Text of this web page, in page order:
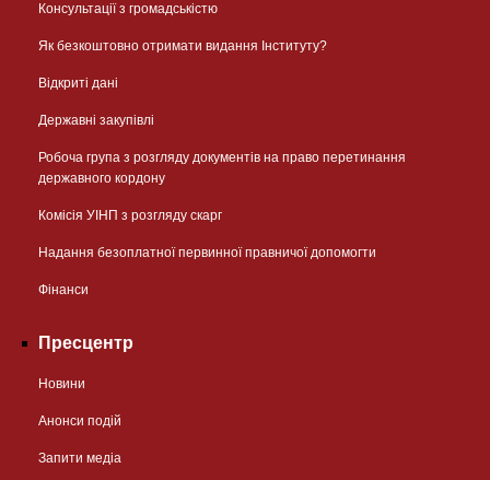
Консультації з громадськістю
Як безкоштовно отримати видання Інституту?
Відкриті дані
Державні закупівлі
Робоча група з розгляду документів на право перетинання
державного кордону
Комісія УІНП з розгляду скарг
Надання безоплатної первинної правничої допомогти
Фінанси
Пресцентр
Новини
Анонси подій
Запити медіа